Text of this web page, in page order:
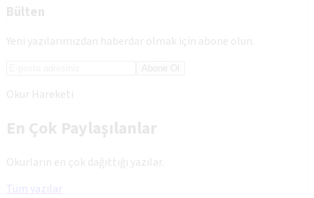
Bülten
Yeni yazılarımızdan haberdar olmak için abone olun.
Abone Ol
Okur Hareketi
En Çok Paylaşılanlar
Okurların en çok dağıttığı yazılar.
Tüm yazılar